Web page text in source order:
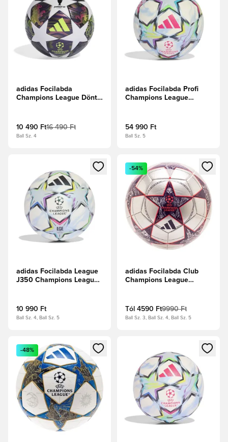
adidas Focilabda
Champions League Döntő
Sötétlila/Fehér/Napsárga
10 490 Ft16 490 Ft
Ball Sz. 4
adidas Focilabda Profi
Champions League
54 990 Ft
Ball Sz. 5
Megnyit egy modált a bejelentkezéshez vagy a tagként
adidas Focilabda League
J350 Champions League
10 990 Ft
Ball Sz. 4, Ball Sz. 5
Megnyit egy modált a
-54%
adidas Focilabda Club
Champions League
Tól 4590 Ft9990 Ft
Ball Sz. 3, Ball Sz. 4, Ball Sz. 5
Megnyit egy modált a bejelentkezéshez vagy a tagként
-48%
Megnyit egy modált a